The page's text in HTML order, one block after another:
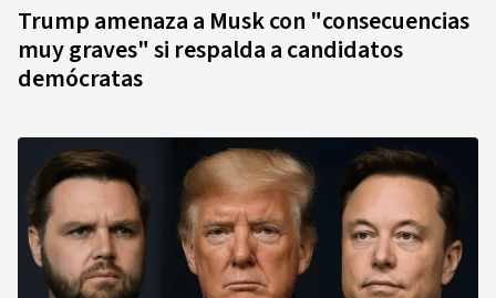
Trump amenaza a Musk con "consecuencias
muy graves" si respalda a candidatos
demócratas